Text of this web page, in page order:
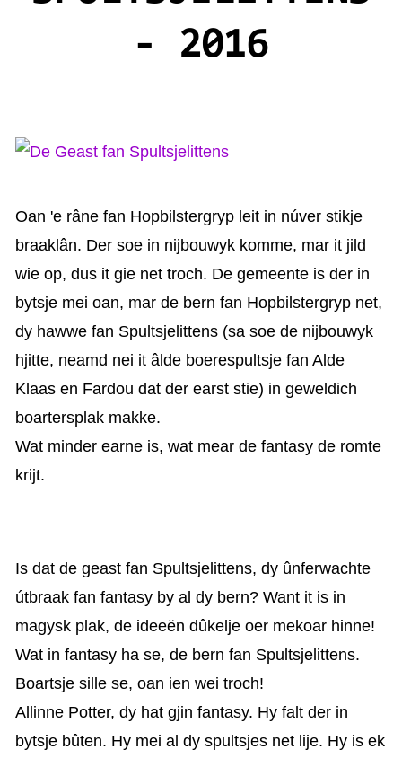
FOARSTELLING
- 2016
Oan 'e râne fan Hopbilstergryp leit in núver stikje
braaklân. Der soe in nijbouwyk komme, mar it jild
wie op, dus it gie net troch. De gemeente is der in
bytsje mei oan, mar de bern fan Hopbilstergryp net,
dy hawwe fan Spultsjelittens (sa soe de nijbouwyk
hjitte, neamd nei it âlde boerespultsje fan Alde
Klaas en Fardou dat der earst stie) in geweldich
boartersplak makke.
Wat minder earne is, wat mear de fantasy de romte
krijt.
Is dat de geast fan Spultsjelittens, dy ûnferwachte
útbraak fan fantasy by al dy bern? Want it is in
magysk plak, de ideeën dûkelje oer mekoar hinne!
Wat in fantasy ha se, de bern fan Spultsjelittens.
Boartsje sille se, oan ien wei troch!
Allinne Potter, dy hat gjin fantasy. Hy falt der in
bytsje bûten. Hy mei al dy spultsjes net lije. Hy is ek